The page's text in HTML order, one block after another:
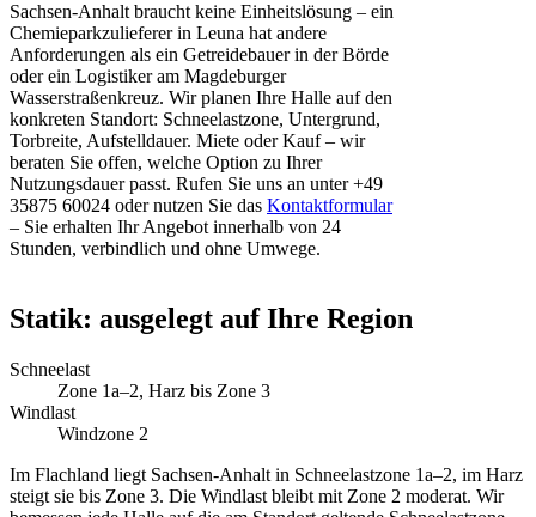
Sachsen-Anhalt braucht keine Einheitslösung – ein
Chemieparkzulieferer in Leuna hat andere
Anforderungen als ein Getreidebauer in der Börde
oder ein Logistiker am Magdeburger
Wasserstraßenkreuz. Wir planen Ihre Halle auf den
konkreten Standort: Schneelastzone, Untergrund,
Torbreite, Aufstelldauer. Miete oder Kauf – wir
beraten Sie offen, welche Option zu Ihrer
Nutzungsdauer passt. Rufen Sie uns an unter +49
35875 60024 oder nutzen Sie das Kontaktformular
– Sie erhalten Ihr Angebot innerhalb von 24
Stunden, verbindlich und ohne Umwege.
Statik: ausgelegt auf Ihre Region
Schneelast
Zone 1a–2, Harz bis Zone 3
Windlast
Windzone 2
Im Flachland liegt Sachsen-Anhalt in Schneelastzone 1a–2, im Harz
steigt sie bis Zone 3. Die Windlast bleibt mit Zone 2 moderat. Wir